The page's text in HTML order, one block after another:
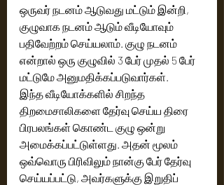
ஒருவர் நடனம் ஆடுவது மட்டும் இன்றி,
குழுவாக நடனம் ஆடும் வீடியோவும்
பதிவேற்றம் செய்யலாம். குழு நடனம்
என்றால் ஒரு குழுவில் 3 பேர் முதல் 5 பேர்
மட்டுமே அனுமதிக்கப்படுவார்கள்.
இந்த வீடியோக்களில் சிறந்த
திறமைசாலிகளை தேர்வு செய்ய திரை
பிரபலங்கள் கொண்ட குழு ஒன்று
அமைக்கப்பட்டுள்ளது. அதன் மூலம்
ஒவ்வொரு பிரிவிலும் நான்கு பேர் தேர்வு
செய்யப்பட்டு, அவர்களுக்கு இறுதிப்